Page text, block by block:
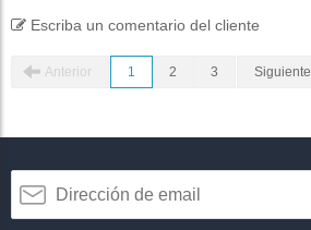
Escriba un comentario del cliente
Anterior 1 2 3 Siguiente